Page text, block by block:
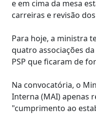
e em cima da mesa
carreiras e revisão
Para hoje, a ministra
quatro associações
PSP que ficaram de
Na convocatória, o
Interna (MAI) apenas
"cumprimento ao